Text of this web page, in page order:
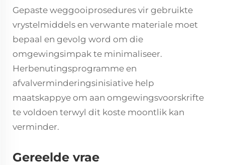
Gepaste weggooiprosedures vir gebruikte
vrystelmiddels en verwante materiale moet
bepaal en gevolg word om die
omgewingsimpak te minimaliseer.
Herbenutingsprogramme en
afvalverminderingsinisiative help
maatskappye om aan omgewingsvoorskrifte
te voldoen terwyl dit koste moontlik kan
verminder.
Gereelde vrae